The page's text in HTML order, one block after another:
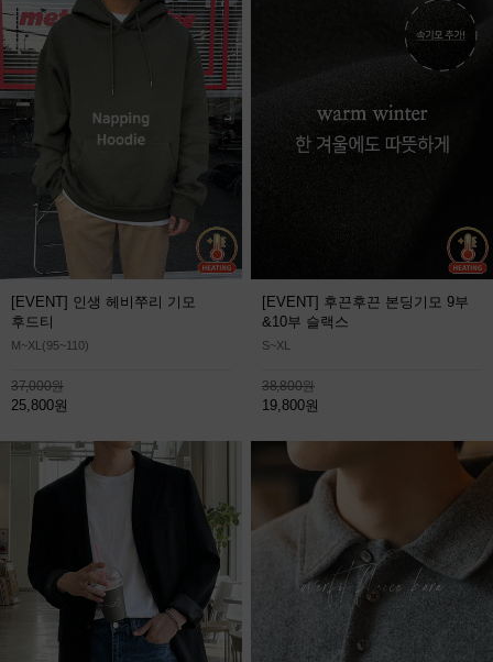
[EVENT] 인생 헤비쭈리 기모
후드티
M~XL(95~110)
37,000원
25,800원
[EVENT] 후끈후끈 본딩기모 9부
&10부 슬랙스
S~XL
38,800원
19,800원